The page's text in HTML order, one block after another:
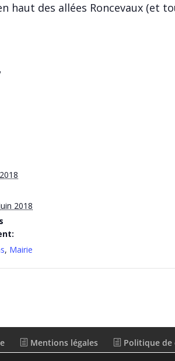
haut des allées Roncevaux (et
2018
, Mairie
Mentions légales Politique